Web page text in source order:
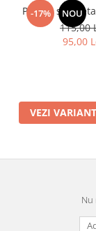
-17% NOU
Pijama
115,00
95,00
VEZI
Nu